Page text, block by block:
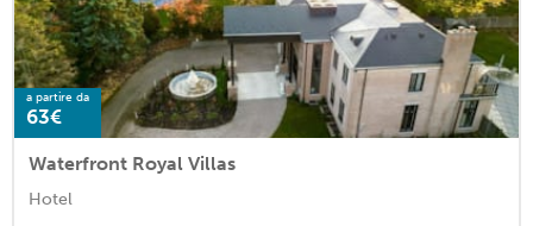
a partire da
63€
Waterfront Royal Villas
Hotel